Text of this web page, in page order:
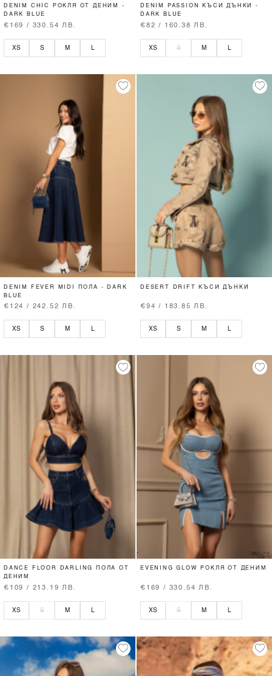
DENIM CHIC РОКЛЯ ОТ ДЕНИМ -
DARK BLUE
€169 / 330.54 ЛВ.
XS S M
DENIM PASSION КЪСИ ДЪНКИ -
DARK BLUE
€82 / 160.38 ЛВ.
XS S M
DENIM FEVER MIDI ПОЛА - DARK
BLUE
€124 / 242.52 ЛВ.
XS S M L
DESERT DRIFT КЪСИ ДЪНКИ
€94 / 183.85 ЛВ.
XS S M L
DANCE FLOOR DARLING ПОЛА ОТ
ДЕНИМ
€109 / 213.19 ЛВ.
XS S M
EVENING GLOW РОКЛЯ ОТ ДЕНИМ
€169 / 330.54 ЛВ.
XS S M